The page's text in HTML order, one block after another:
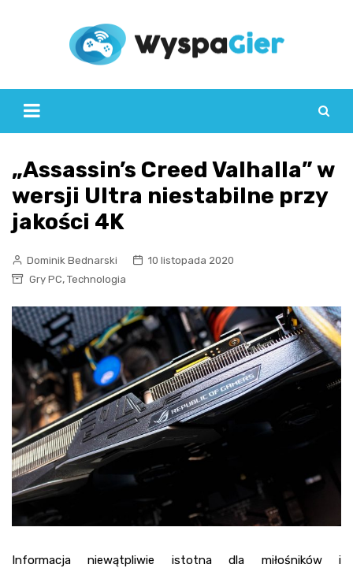
„Assassin’s Creed Valhalla” w
wersji Ultra niestabilne przy
jakości 4K
Dominik Bednarski
10 listopada 2020
Gry PC, Technologia
Informacja niewątpliwie istotna dla miłośników i